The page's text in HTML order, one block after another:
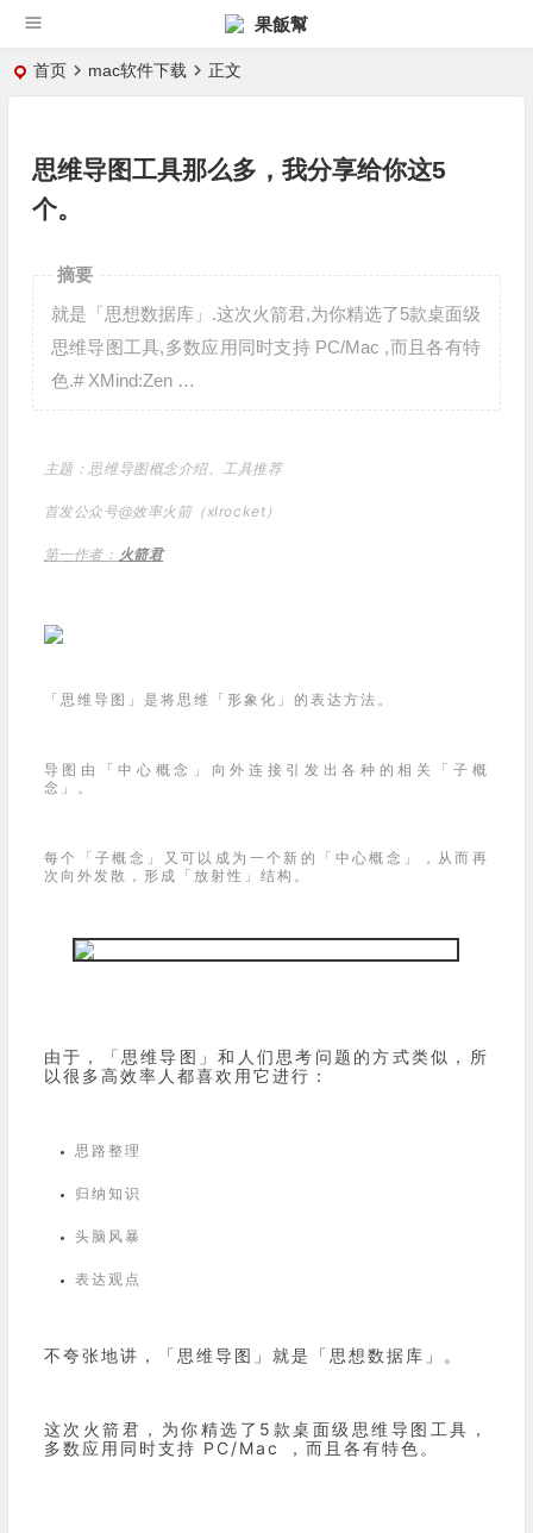
果飯幫
首页 mac软件下载 正文
思维导图工具那么多，我分享给你这5
个。
摘要
就是「思想数据库」.这次火箭君,为你精选了5款桌面级
思维导图工具,多数应用同时支持 PC/Mac ,而且各有特
色.# XMind:Zen …
主题：思维导图概念介绍、工具推荐
首发公众号@效率火箭（xlrocket）
第一作者： 火箭君
「 思维导图 」是将思维「 形象化 」的表达方法。
导图由「中心概念 」向外连接引发出各种的相关「子概
念 」。
每个「 子概念」 又可以成为一个新的「中心概念」
，从而再
次向外发散，形成「 放射性 」结构。
由于， 「思维导图」和人们思考问题的方式类似，所
以很多高效率人都喜欢用它进行：
思路整理
归纳知识
头脑风暴
表达观点
不夸张地讲，「思维导图」就是「 思想数据库 」。
这次火箭君，为你精选了5款桌面级思维导图工具，
多数应用同时支持 PC/Mac ，而且各有特色。